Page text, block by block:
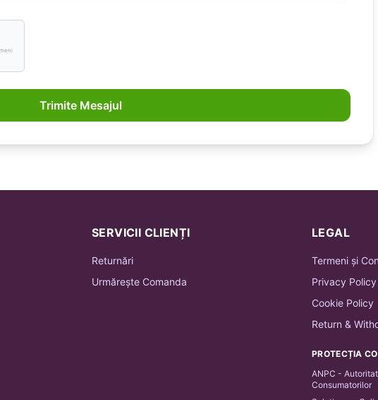
Trimite Mesajul
SERVICII CLIENȚI
Returnări
Urmărește Comanda
LEGAL
Termeni și
Privacy Policy
Cookie Policy
Return &
PROTECȚIA
ANPC -
Consumatorilor